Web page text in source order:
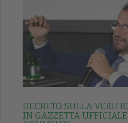
DECRETO SULLA
IN GAZZETTA